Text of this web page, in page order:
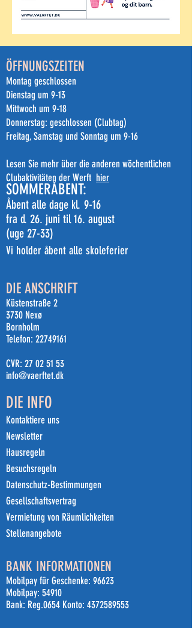
ÖFFNUNGSZEITEN
Montag geschlossen
Dienstag um 9-13
Mittwoch um 9-18
Donnerstag: geschlossen (Clubtag)
Freitag, Samstag und Sonntag um 9-16
Lesen Sie mehr über die anderen wöchentlichen
Clubaktivitäten der Werft hier
SOMMERÅBENT:
Åbent alle dage kl. 9-16
fra d. 26. juni til 16. august
(uge 27-33)
Vi holder åbent alle skoleferier
DIE ANSCHRIFT
Küstenstraße 2
3730 Nexø
Bornholm
Telefon: 22749161
CVR: 27 02 51 53
info@vaerftet.dk
DIE INFO
Kontaktiere uns
Newsletter
Hausregeln
Besuchsregeln
Datenschutz-Bestimmungen
Gesellschaftsvertrag
Vermietung von Räumlichkeiten
Stellenangebote
BANK INFORMATIONEN
Mobilpay für Geschenke: 96623
Mobilpay: 54910
Bank: Reg.0654 Konto: 4372589553